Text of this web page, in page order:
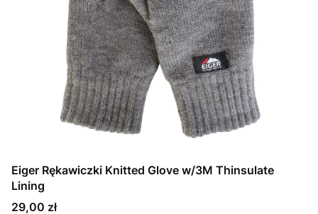
Eiger Rękawiczki Knitted Glove w/3M Thinsulate
Lining
Cena
29,00 zł